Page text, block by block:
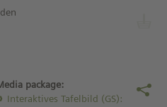
package:
Interaktives Tafelbild (GS):